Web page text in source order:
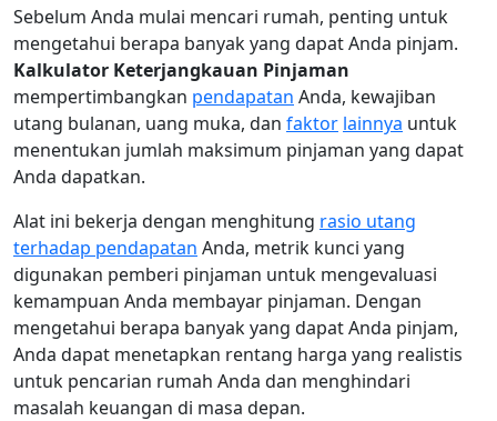
Sebelum Anda mulai mencari rumah, penting untuk
mengetahui berapa banyak yang dapat Anda pinjam.
Kalkulator Keterjangkauan Pinjaman
mempertimbangkan pendapatan Anda, kewajiban
utang bulanan, uang muka, dan faktor lainnya untuk
menentukan jumlah maksimum pinjaman yang dapat
Anda dapatkan.
Alat ini bekerja dengan menghitung rasio utang
terhadap pendapatan Anda, metrik kunci yang
digunakan pemberi pinjaman untuk mengevaluasi
kemampuan Anda membayar pinjaman. Dengan
mengetahui berapa banyak yang dapat Anda pinjam,
Anda dapat menetapkan rentang harga yang realistis
untuk pencarian rumah Anda dan menghindari
masalah keuangan di masa depan.